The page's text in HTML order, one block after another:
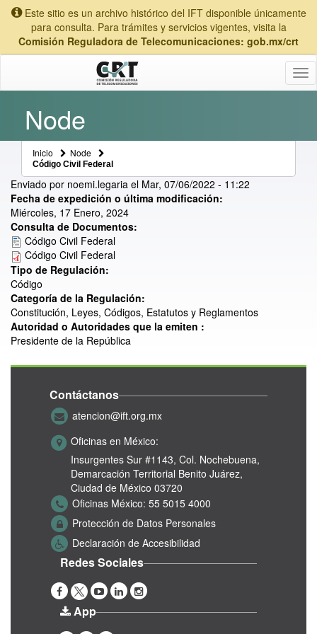
Este sitio es un archivo histórico del IFT disponible únicamente
para consulta. Para trámites y servicios vigentes, visita la
Comisión Reguladora de Telecomunicaciones: gob.mx/crt
Node
Inicio Node
Código Civil Federal
Enviado por noemi.legaria el Mar, 07/06/2022 - 11:22
Fecha de expedición o última modificación:
Miércoles, 17 Enero, 2024
Consulta de Documentos:
Código Civil Federal
Código Civil Federal
Tipo de Regulación:
Código
Categoría de la Regulación:
Constitución, Leyes, Códigos, Estatutos y Reglamentos
Autoridad o Autoridades que la emiten :
Presidente de la República
Contáctanos
atencion@ift.org.mx
Oficinas en México:
Insurgentes Sur #1143, Col. Nochebuena,
Demarcación Territorial Benito Juárez,
Ciudad de México 03720
Oficinas México: 55 5015 4000
Protección de Datos Personales
Declaración de Accesibilidad
Redes Sociales
App